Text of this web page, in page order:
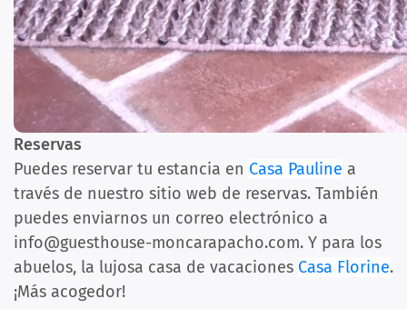
Reservas
Puedes reservar tu estancia en Casa Pauline a
través de nuestro sitio web de reservas. También
puedes enviarnos un correo electrónico a
info@guesthouse-moncarapacho.com. Y para los
abuelos, la lujosa casa de vacaciones Casa Florine.
¡Más acogedor!